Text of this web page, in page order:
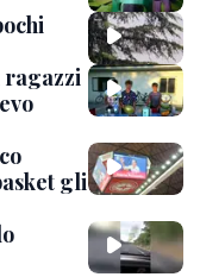
ragazzi
gli